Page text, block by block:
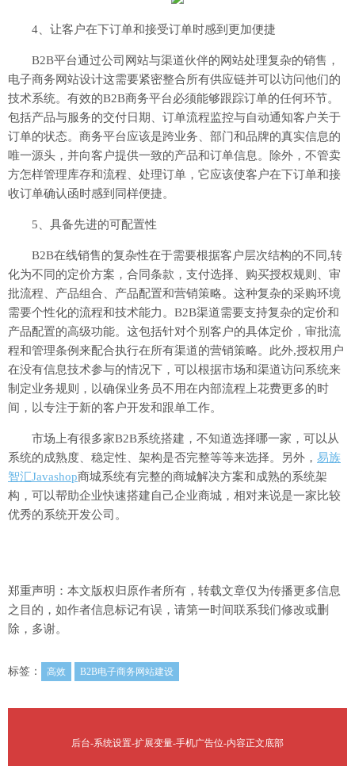
4、让客户在下订单和接受订单时感到更加便捷
B2B平台通过公司网站与渠道伙伴的网站处理复杂的销售，
电子商务网站设计这需要紧密整合所有供应链并可以访问他们的
技术系统。有效的B2B商务平台必须能够跟踪订单的任何环节。
包括产品与服务的交付日期、订单流程监控与自动通知客户关于
订单的状态。商务平台应该是跨业务、部门和品牌的真实信息的
唯一源头，并向客户提供一致的产品和订单信息。除外，不管卖
方怎样管理库存和流程、处理订单，它应该使客户在下订单和接
收订单确认函时感到同样便捷。
5、具备先进的可配置性
B2B在线销售的复杂性在于需要根据客户层次结构的不同,转
化为不同的定价方案，合同条款，支付选择、购买授权规则、审
批流程、产品组合、产品配置和营销策略。这种复杂的采购环境
需要个性化的流程和技术能力。B2B渠道需要支持复杂的定价和
产品配置的高级功能。这包括针对个别客户的具体定价，审批流
程和管理条例来配合执行在所有渠道的营销策略。此外,授权用户
在没有信息技术参与的情况下，可以根据市场和渠道访问系统来
制定业务规则，以确保业务员不用在内部流程上花费更多的时
间，以专注于新的客户开发和跟单工作。
市场上有很多家B2B系统搭建，不知道选择哪一家，可以从
系统的成熟度、稳定性、架构是否完整等等来选择。另外， 易族
智汇Javashop商城系统有完整的商城解决方案和成熟的系统架
构，可以帮助企业快速搭建自己企业商城，相对来说是一家比较
优秀的系统开发公司。
郑重声明：本文版权归原作者所有，转载文章仅为传播更多信息
之目的，如作者信息标记有误，请第一时间联系我们修改或删
除，多谢。
标签： 高效 B2B电子商务网站建设
后台-系统设置-扩展变量-手机广告位-内容正文底部